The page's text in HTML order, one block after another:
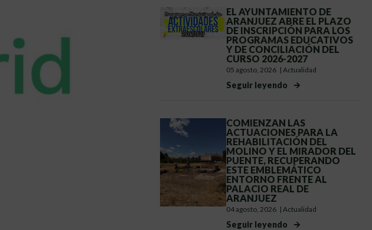
EL AYUNTAMIENTO DE
ARANJUEZ ABRE EL PLAZO
DE INSCRIPCIÓN PARA LOS
PROGRAMAS EDUCATIVOS
Y DE CONCILIACIÓN DEL
CURSO 2026-2027
05 agosto, 2026 | Actualidad
Seguir leyendo
COMIENZAN LAS
ACTUACIONES PARA LA
REHABILITACIÓN DEL
MOLINO Y EL MIRADOR DEL
PUENTE, RECUPERANDO
ESTE EMBLEMÁTICO
ENTORNO FRENTE AL
PALACIO REAL DE
ARANJUEZ
04 agosto, 2026 | Actualidad
Seguir leyendo